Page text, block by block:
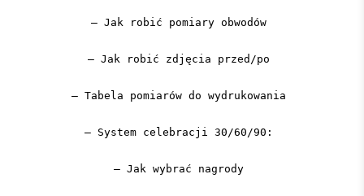
– Jak robić pomiary obwodów
– Jak robić zdjęcia przed/po
– Tabela pomiarów do wydrukowania
– System celebracji 30/60/90:
– Jak wybrać nagrody